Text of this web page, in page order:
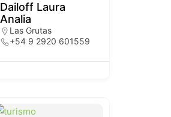
Dailoff Laura
Analia
Las Grutas
+54 9 2920 601559